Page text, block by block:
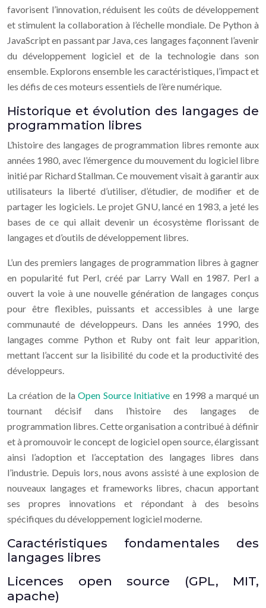
favorisent l’innovation, réduisent les coûts de développement
et stimulent la collaboration à l’échelle mondiale. De Python à
JavaScript en passant par Java, ces langages façonnent l’avenir
du développement logiciel et de la technologie dans son
ensemble. Explorons ensemble les caractéristiques, l’impact et
les défis de ces moteurs essentiels de l’ère numérique.
Historique et évolution des langages de
programmation libres
L’histoire des langages de programmation libres remonte aux
années 1980, avec l’émergence du mouvement du logiciel libre
initié par Richard Stallman. Ce mouvement visait à garantir aux
utilisateurs la liberté d’utiliser, d’étudier, de modifier et de
partager les logiciels. Le projet GNU, lancé en 1983, a jeté les
bases de ce qui allait devenir un écosystème florissant de
langages et d’outils de développement libres.
L’un des premiers langages de programmation libres à gagner
en popularité fut Perl, créé par Larry Wall en 1987. Perl a
ouvert la voie à une nouvelle génération de langages conçus
pour être flexibles, puissants et accessibles à une large
communauté de développeurs. Dans les années 1990, des
langages comme Python et Ruby ont fait leur apparition,
mettant l’accent sur la lisibilité du code et la productivité des
développeurs.
La création de laOpen Source Initiative en 1998 a marqué un
tournant décisif dans l’histoire des langages de
programmation libres. Cette organisation a contribué à définir
et à promouvoir le concept de logiciel open source, élargissant
ainsi l’adoption et l’acceptation des langages libres dans
l’industrie. Depuis lors, nous avons assisté à une explosion de
nouveaux langages et frameworks libres, chacun apportant
ses propres innovations et répondant à des besoins
spécifiques du développement logiciel moderne.
Caractéristiques fondamentales des
langages libres
Licences open source (GPL, MIT,
apache)